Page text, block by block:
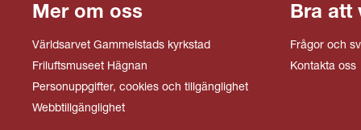
Mer om oss
Världsarvet Gammelstads kyrkstad
Friluftsmuseet Hägnan
Personuppgifter, cookies och tillgänglighet
Webbtillgänglighet
Bra att
Frågor och
Kontakta oss